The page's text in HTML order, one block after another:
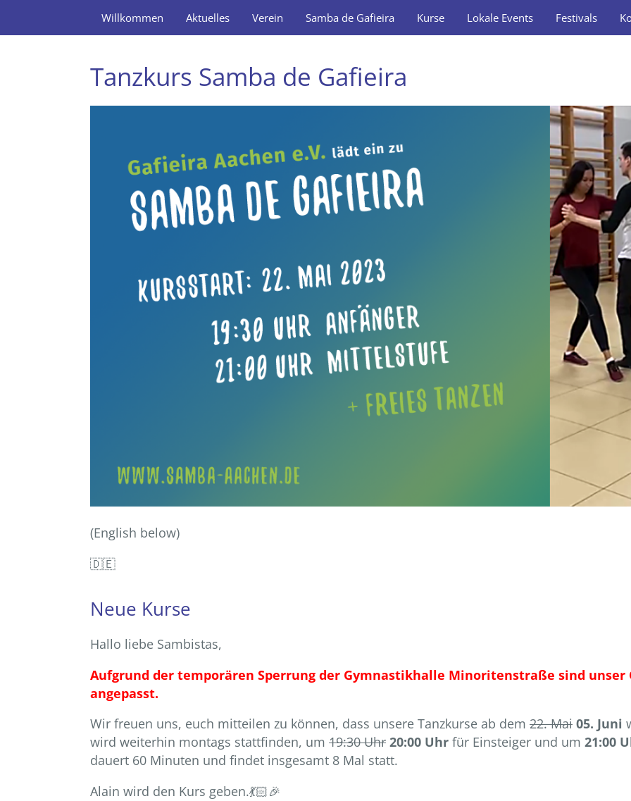
Willkommen Aktuelles Verein Samba de Gafieira Kurse Lokale Events Festivals
Tanzkurs Samba de Gafieira
(English below)
🇩🇪
Neue Kurse
Hallo liebe Sambistas,
Aufgrund der temporären Sperrung der Gymnastikhalle Minoritenstraße sind unser
angepasst.
Wir freuen uns, euch mitteilen zu können, dass unsere Tanzkurse ab dem 22. Mai 05. Juni
wird weiterhin montags stattfinden, um 19:30 Uhr 20:00 Uhr für Einsteiger und um 21:00
dauert 60 Minuten und findet insgesamt 8 Mal statt.
Alain wird den Kurs geben.💃🏻🎉